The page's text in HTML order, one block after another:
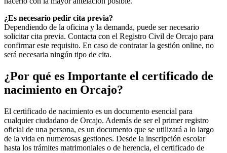
¿Es necesario pedir cita previa?
Dependiendo de la oficina y la demanda, puede ser necesario
solicitar cita previa. Contacta con el Registro Civil de Orcajo para
confirmar este requisito. En caso de contratar la gestión online, no
será necesaria ningún tipo de cita.
¿Por qué es Importante el certificado de
nacimiento en Orcajo?
El certificado de nacimiento es un documento esencial para
cualquier ciudadano de Orcajo. Además de ser el primer registro
oficial de una persona, es un documento que se utilizará a lo largo
de la vida en numerosas gestiones. Desde la inscripción escolar
hasta los trámites matrimoniales o de herencia, el certificado de